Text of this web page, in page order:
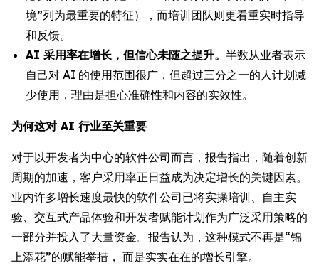
境”列为最重要的特征），而培训团队则更看重实时指导
和反馈。
AI 采用率在增长，但信心未随之提升。 半数从业者表示
自己对 AI 的使用范围很广，但超过三分之一的人计划减
少使用，理由是担心准确性和内容的实效性。
为何这对 AI 行业至关重要
对于以开发者为中心的软件公司而言，报告指出，随着创新
周期的加速，客户采用率正日益成为决定增长的关键因素。
业内许多增长速度最快的软件公司已将实操培训、自主实
验、交互式产品体验和开发者赋能计划作为广泛采用策略的
一部分并投入了大量资金。报告认为，这种模式不再是“锦
上添花”的赋能举措， 而是实实在在的增长引擎。